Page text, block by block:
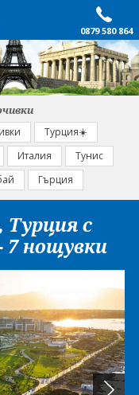
0879 580 864
за записване
Турция☀️
Италия
Тунис
Гърция
с
7 нощувки